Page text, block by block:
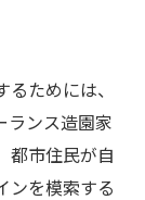
ためには、
ランス造園家
都市住民が自
ンを模索する